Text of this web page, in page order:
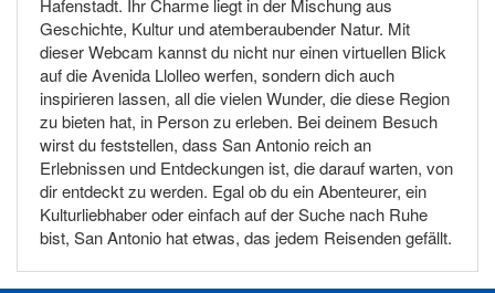
Hafenstadt. Ihr Charme liegt in der Mischung aus
Geschichte, Kultur und atemberaubender Natur. Mit
dieser Webcam kannst du nicht nur einen virtuellen Blick
auf die Avenida Llolleo werfen, sondern dich auch
inspirieren lassen, all die vielen Wunder, die diese Region
zu bieten hat, in Person zu erleben. Bei deinem Besuch
wirst du feststellen, dass San Antonio reich an
Erlebnissen und Entdeckungen ist, die darauf warten, von
dir entdeckt zu werden. Egal ob du ein Abenteurer, ein
Kulturliebhaber oder einfach auf der Suche nach Ruhe
bist, San Antonio hat etwas, das jedem Reisenden gefällt.